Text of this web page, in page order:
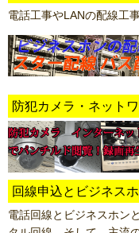
電話工事やLANの配線工
防犯カメラ・ネット
回線申込とビジネス
電話回線とビジネスホン